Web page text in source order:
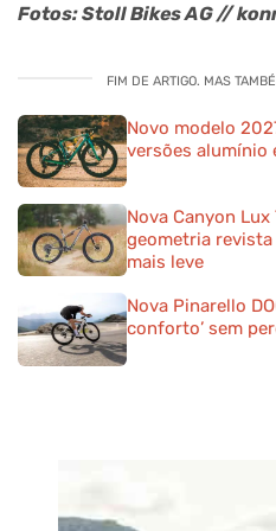
Fotos: Stoll Bikes AG //
FIM DE ARTIGO. MAS
Novo modelo
versões alumínio
Nova Canyon
geometria
mais leve
Nova Pinarello
conforto’ sem